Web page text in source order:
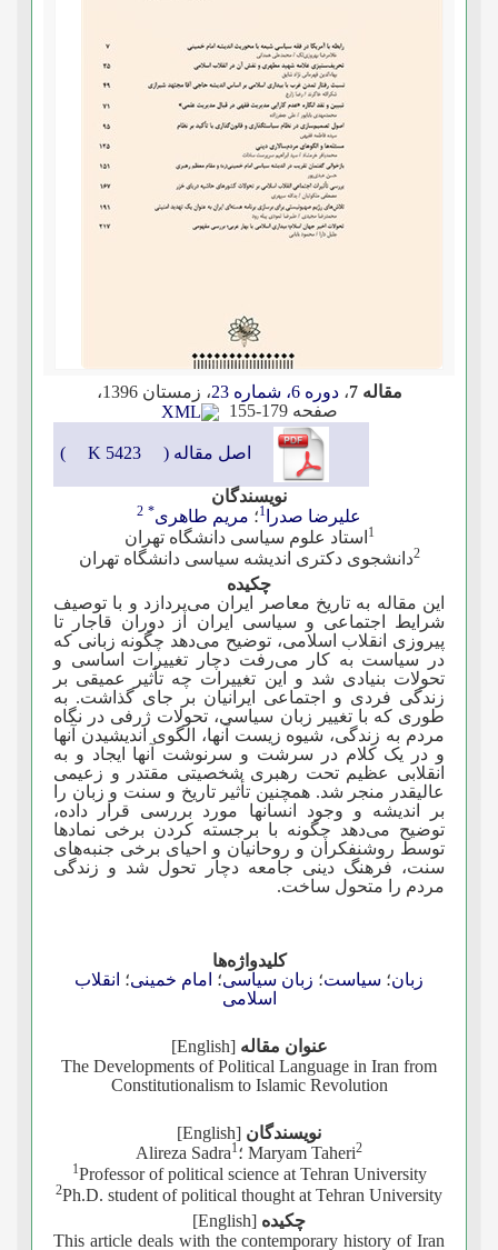
مقاله 7 ،دوره 6، شماره 23 ، زمستان 1396
،
صفحه 155-179
اصل مقاله ( 5423 K
)
نویسندگان
علیرضا صدرا
1؛ مریم طاهری*
2
1 استاد علوم سیاسی دانشگاه تهران
2دانشجوی دکتری اندیشه سیاسی دانشگاه تهران
چکیده
این مقاله به تاریخ معاصر ایران می­‌پردازد و با توصیف
شرایط اجتماعی و سیاسی ایران از دوران قاجار تا
پیروزی انقلاب اسلامی، توضیح می‌­دهد چگونه زبانی که
در سیاست به کار می‌­رفت دچار تغییرات اساسی و
تحولات بنیادی شد و این تغییرات چه تأثیر عمیقی بر
زندگی فردی و اجتماعی ایرانیان بر جای گذاشت. به
طوری که با تغییر زبان سیاسی، تحولات ژرفی در نگاه
مردم به زندگی، شیوه زیست آنها، الگوی اندیشیدن آنها
و در یک کلام در سرشت و سرنوشت آنها ایجاد و به
انقلابی عظیم تحت رهبری شخصیتی مقتدر و زعیمی
عالیقدر منجر شد. همچنین تأثیر تاریخ و سنت و زبان را
بر اندیشه و وجود انسانها مورد بررسی قرار داده،
توضیح می‌­دهد چگونه با برجسته کردن برخی نمادها
توسط روشنفکران و روحانیان و احیای برخی جنبه‌­های
سنت، فرهنگ دینی جامعه دچار تحول شد و زندگی
مردم را متحول ساخت.
کلیدواژه‌ها
زبان؛ سیاست؛ زبان سیاسی؛ امام خمینی؛ انقلاب
اسلامی
عنوان مقاله [English]
The Developments of Political Language in Iran from
Constitutionalism to Islamic Revolution
نویسندگان [English]
Alireza Sadra1 ؛ Maryam Taheri2
1Professor of political science at Tehran University
2Ph.D. student of political thought at Tehran University
چکیده [English]
This article deals with the contemporary history of Iran